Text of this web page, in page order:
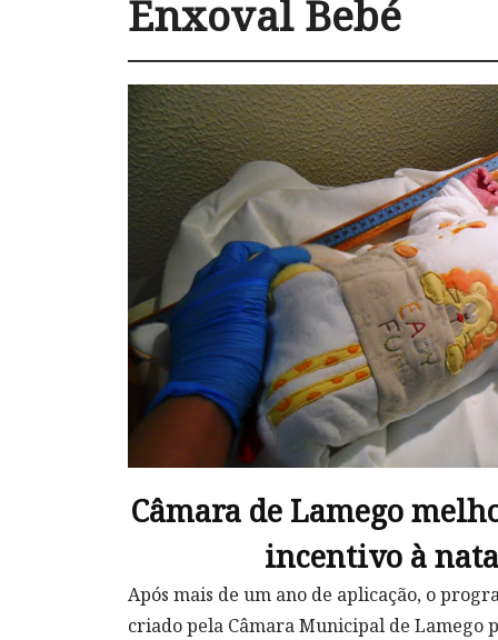
Enxoval Bebé
Câmara de Lamego
incentivo à
Após mais de um ano de aplicação, o
criado pela Câmara Municipal de Lamego